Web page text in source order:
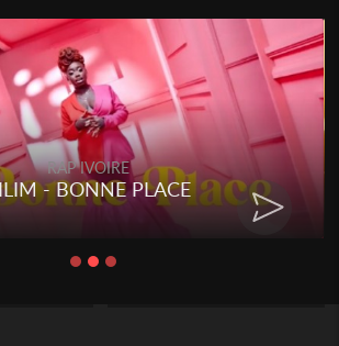
RAP IVOIRE
- BONNE PLACE